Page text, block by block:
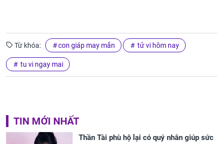
Từ khóa: con giáp may mắn tử vi hôm nay
tu vi ngay mai
TIN MỚI NHẤT
Thần Tài phù hộ lại có quý nhân giúp sức